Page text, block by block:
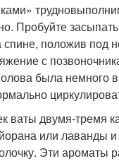
Пробуйте
положив под
с
была немного
ваты двумя-тремя
или лаванды
Эти ароматы